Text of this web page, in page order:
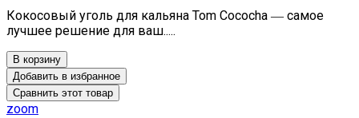
Кокосовый уголь для кальяна Tom Cococha ― самое
лучшее решение для ваш.....
В корзину
Добавить в избранное
Сравнить этот товар
zoom